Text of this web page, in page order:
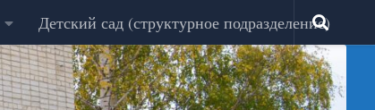
Детский сад (структурное подразделение)